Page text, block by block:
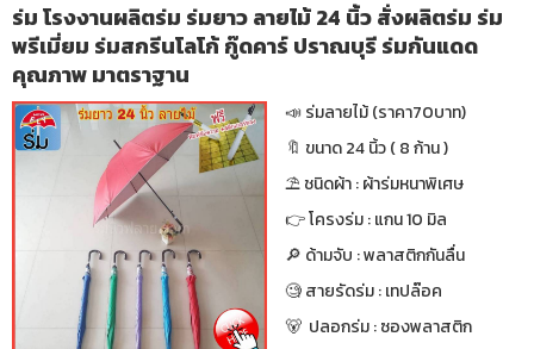
ร่ม โรงงานผลิตร่ม ร่มยาว ลายไม้ 24 นิ้ว สั่งผลิตร่ม ร่ม
พรีเมี่ยม ร่มสกรีนโลโก้ กู๊ดคาร์ ปราณบุรี ร่มกันแดด
คุณภาพ มาตราฐาน
📣 ร่มลายไม้ (ราคา70บาท)
🔖 ขนาด 24 นิ้ว ( 8 ก้าน )
⛱ ชนิดผ้า : ผ้าร่มหนาพิเศษ
👉 โครงร่ม : แกน 10 มิล
🔎 ด้ามจับ : พลาสติกกันลื่น
🧐 สายรัดร่ม : เทปล๊อค
🐻 ปลอกร่ม : ซองพลาสติก